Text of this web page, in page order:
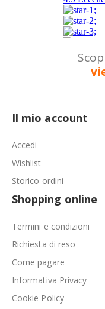
Il mio account
Accedi
Wishlist
Storico ordini
Shopping online
Termini e condizioni
Richiesta di reso
Come pagare
Informativa Privacy
Cookie Policy